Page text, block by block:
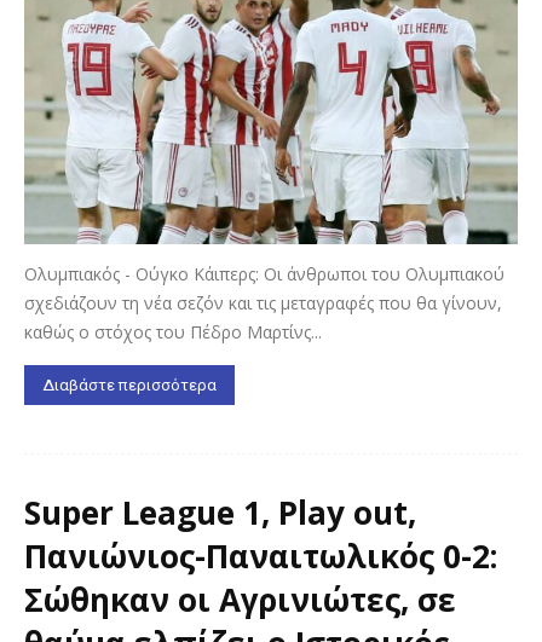
Ολυμπιακός - Ούγκο Κάιπερς: Οι άνθρωποι του Ολυμπιακού
σχεδιάζουν τη νέα σεζόν και τις μεταγραφές που θα γίνουν,
καθώς ο στόχος του Πέδρο Μαρτίνς...
Διαβάστε περισσότερα
Super League 1, Play οut,
Πανιώνιος-Παναιτωλικός 0-2:
Σώθηκαν οι Αγρινιώτες, σε